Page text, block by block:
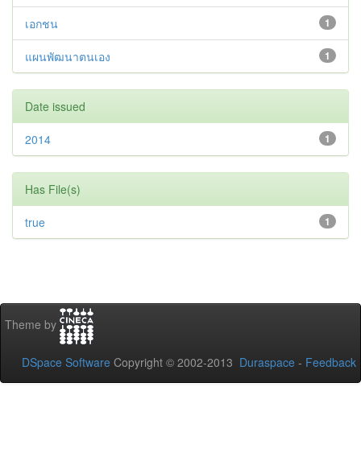
1
เอกชน
1
แผนพัฒนาตนเอง
Date issued
1
2014
Has File(s)
1
true
Theme by
DSpace Software Copyright © 2002-2013 Duraspace - Feedback